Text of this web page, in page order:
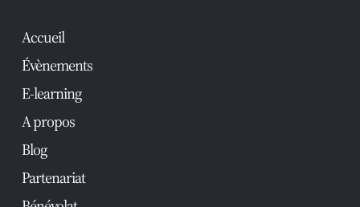
Accueil
Évènements
E-learning
A propos
Blog
Partenariat